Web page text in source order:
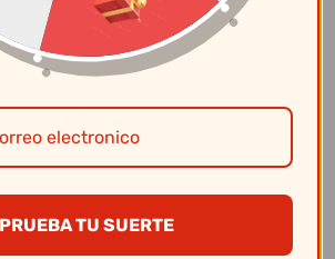
2.87 Onz 169 – Vidriería
PRUEBA TU SUERTE